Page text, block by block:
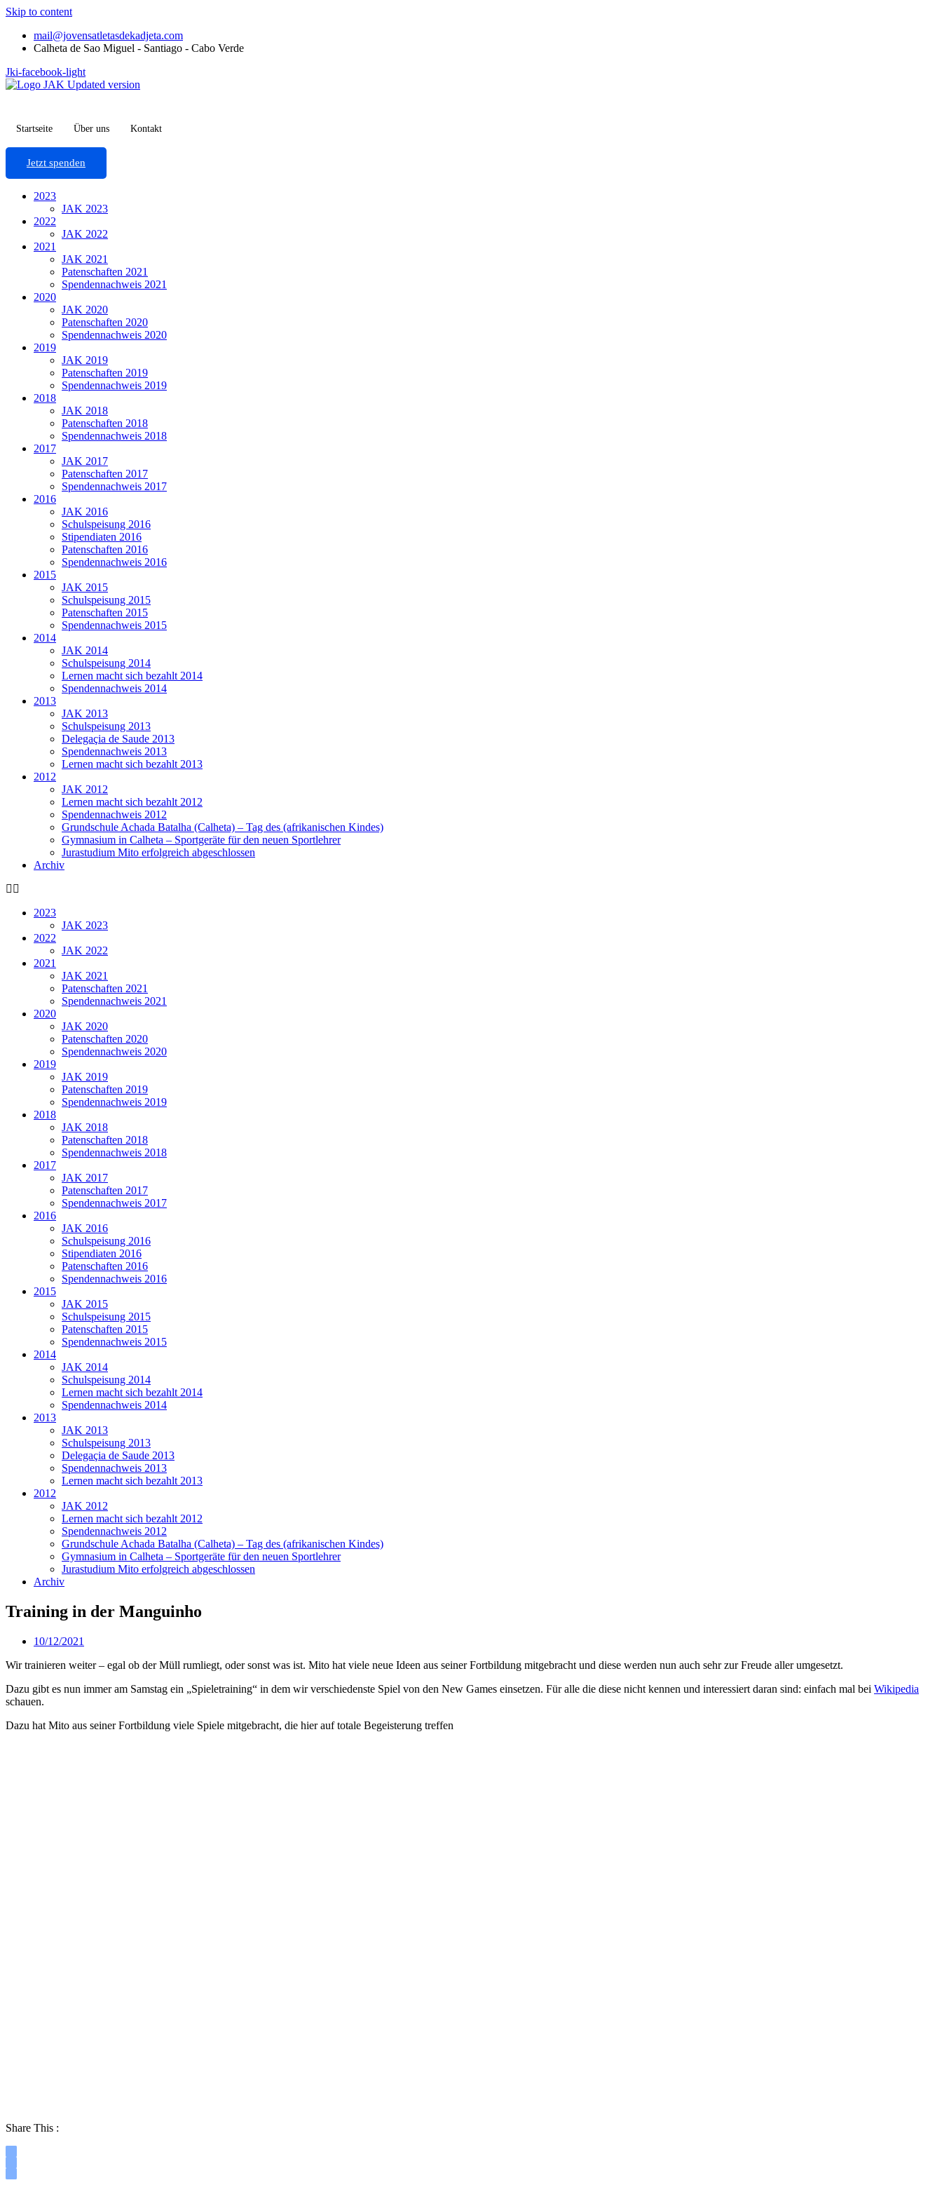
Skip to content
mail@jovensatletasdekadjeta.com
Calheta de Sao Miguel - Santiago - Cabo Verde
Jki-facebook-light
Startseite Über uns Kontakt
Jetzt spenden
2023
JAK 2023
2022
JAK 2022
2021
JAK 2021
Patenschaften 2021
Spendennachweis 2021
2020
JAK 2020
Patenschaften 2020
Spendennachweis 2020
2019
JAK 2019
Patenschaften 2019
Spendennachweis 2019
2018
JAK 2018
Patenschaften 2018
Spendennachweis 2018
2017
JAK 2017
Patenschaften 2017
Spendennachweis 2017
2016
JAK 2016
Schulspeisung 2016
Stipendiaten 2016
Patenschaften 2016
Spendennachweis 2016
2015
JAK 2015
Schulspeisung 2015
Patenschaften 2015
Spendennachweis 2015
2014
JAK 2014
Schulspeisung 2014
Lernen macht sich bezahlt 2014
Spendennachweis 2014
2013
JAK 2013
Schulspeisung 2013
Delegaçia de Saude 2013
Spendennachweis 2013
Lernen macht sich bezahlt 2013
2012
JAK 2012
Lernen macht sich bezahlt 2012
Spendennachweis 2012
Grundschule Achada Batalha (Calheta) – Tag des (afrikanischen Kindes)
Gymnasium in Calheta – Sportgeräte für den neuen Sportlehrer
Jurastudium Mito erfolgreich abgeschlossen
Archiv
2023
JAK 2023
2022
JAK 2022
2021
JAK 2021
Patenschaften 2021
Spendennachweis 2021
2020
JAK 2020
Patenschaften 2020
Spendennachweis 2020
2019
JAK 2019
Patenschaften 2019
Spendennachweis 2019
2018
JAK 2018
Patenschaften 2018
Spendennachweis 2018
2017
JAK 2017
Patenschaften 2017
Spendennachweis 2017
2016
JAK 2016
Schulspeisung 2016
Stipendiaten 2016
Patenschaften 2016
Spendennachweis 2016
2015
JAK 2015
Schulspeisung 2015
Patenschaften 2015
Spendennachweis 2015
2014
JAK 2014
Schulspeisung 2014
Lernen macht sich bezahlt 2014
Spendennachweis 2014
2013
JAK 2013
Schulspeisung 2013
Delegaçia de Saude 2013
Spendennachweis 2013
Lernen macht sich bezahlt 2013
2012
JAK 2012
Lernen macht sich bezahlt 2012
Spendennachweis 2012
Grundschule Achada Batalha (Calheta) – Tag des (afrikanischen Kindes)
Gymnasium in Calheta – Sportgeräte für den neuen Sportlehrer
Jurastudium Mito erfolgreich abgeschlossen
Archiv
Training in der Manguinho
10/12/2021
Wir trainieren weiter – egal ob der Müll rumliegt, oder sonst was ist. Mito hat viele neue Ideen aus seiner Fortbildung mitgebracht und diese werden nun auch sehr zur Freude aller umgesetzt.
Dazu gibt es nun immer am Samstag ein „Spieletraining“ in dem wir verschiedenste Spiel von den New Games einsetzen. Für alle die diese nicht kennen und interessiert daran sind: einfach mal bei Wikipedia
schauen.
Dazu hat Mito aus seiner Fortbildung viele Spiele mitgebracht, die hier auf totale Begeisterung treffen
Share This :